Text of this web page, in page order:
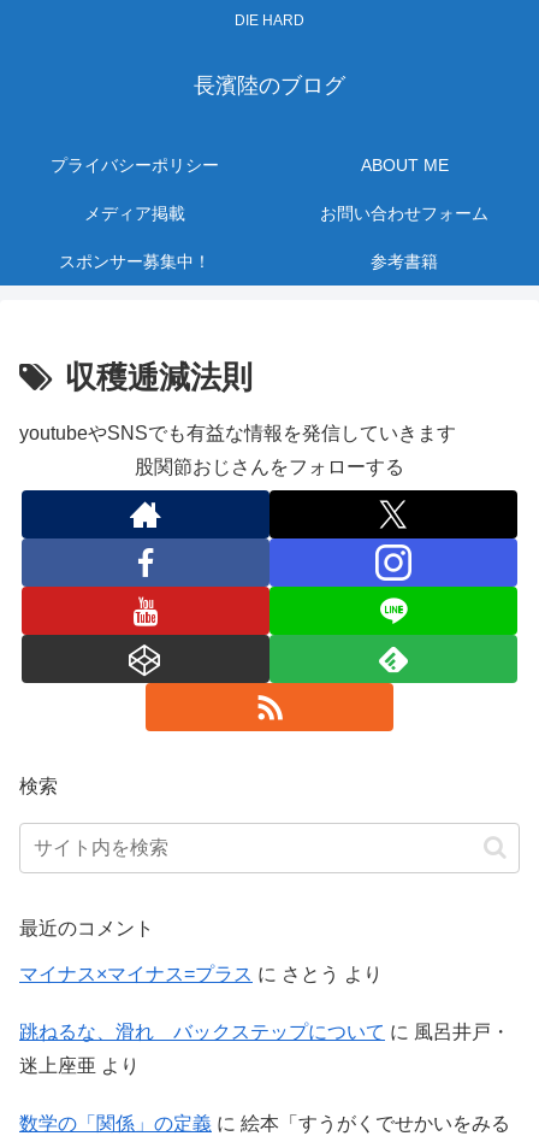
DIE HARD
長濱陸のブログ
プライバシーポリシー ABOUT ME
メディア掲載 お問い合わせフォーム
スポンサー募集中！ 参考書籍
収穫逓減法則
youtubeやSNSでも有益な情報を発信していきます
股関節おじさんをフォローする
検索
最近のコメント
マイナス×マイナス=プラス に さとう より
跳ねるな、滑れ バックステップについて に 風呂井戸・
迷上座亜 より
数学の「関係」の定義 に 絵本「すうがくでせかいをみる